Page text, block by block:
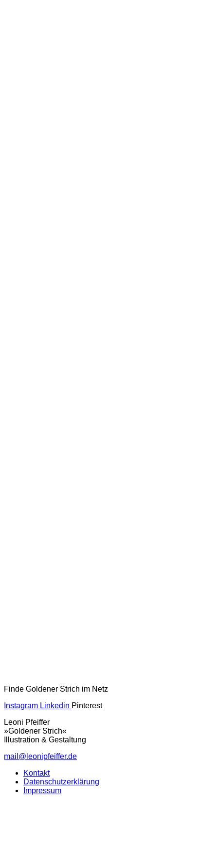
Finde Goldener Strich im Netz
Instagram Linkedin Pinterest
Leoni Pfeiffer
»Goldener Strich«
Illustration & Gestaltung
mail@leonipfeiffer.de
Kontakt
Datenschutzerklärung
Impressum